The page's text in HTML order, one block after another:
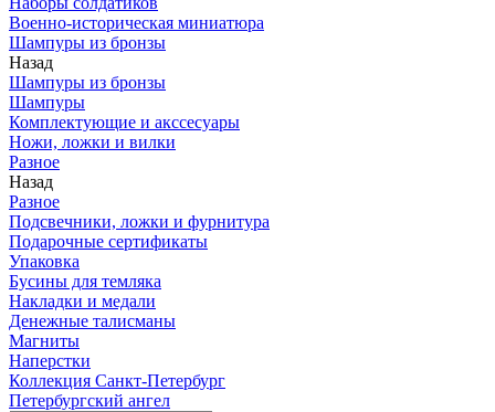
Военно-историческая миниатюра
Шампуры из бронзы
Назад
Шампуры из бронзы
Шампуры
Комплектующие и акссесуары
Ножи, ложки и вилки
Разное
Назад
Разное
Подсвечники, ложки и фурнитура
Подарочные сертификаты
Упаковка
Бусины для темляка
Накладки и медали
Денежные талисманы
Магниты
Наперстки
Коллекция Санкт-Петербург
Петербургский ангел